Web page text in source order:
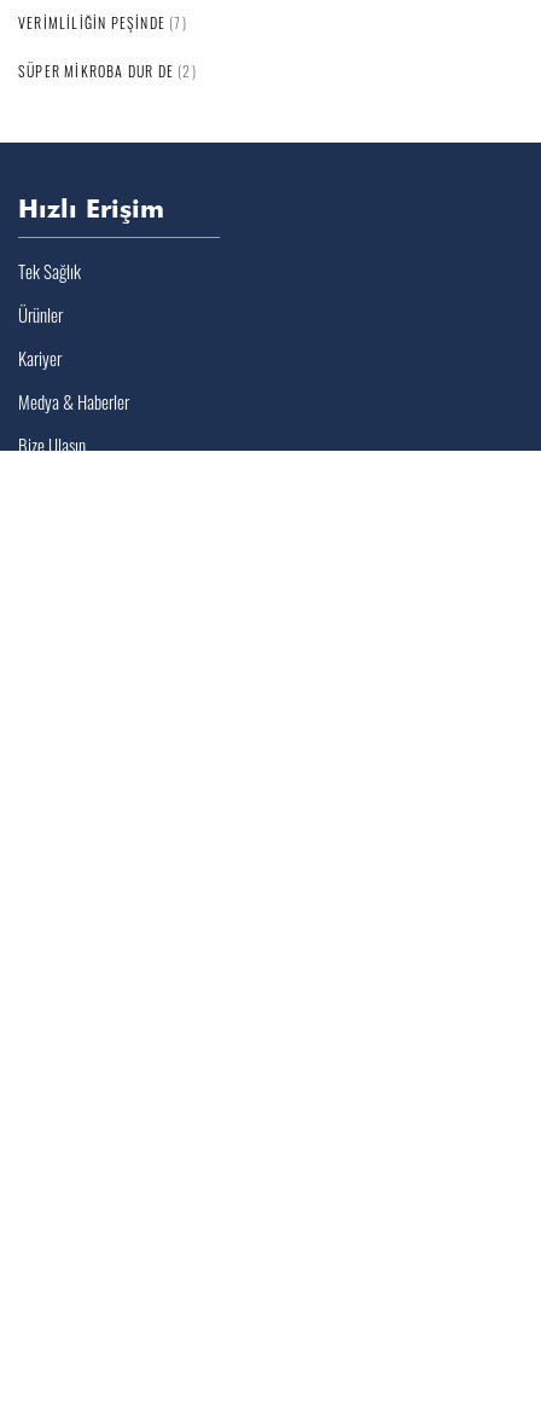
VERIMLILIĞIN PEŞINDE (7)
SÜPER MIKROBA DUR DE (2)
Hızlı Erişim
Tek Sağlık
Ürünler
Kariyer
Medya & Haberler
Bize Ulaşın